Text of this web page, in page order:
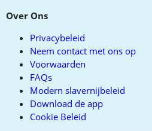
Over Ons
Privacybeleid
Neem contact met ons op
Voorwaarden
FAQs
Modern slavernijbeleid
Download de app
Cookie Beleid